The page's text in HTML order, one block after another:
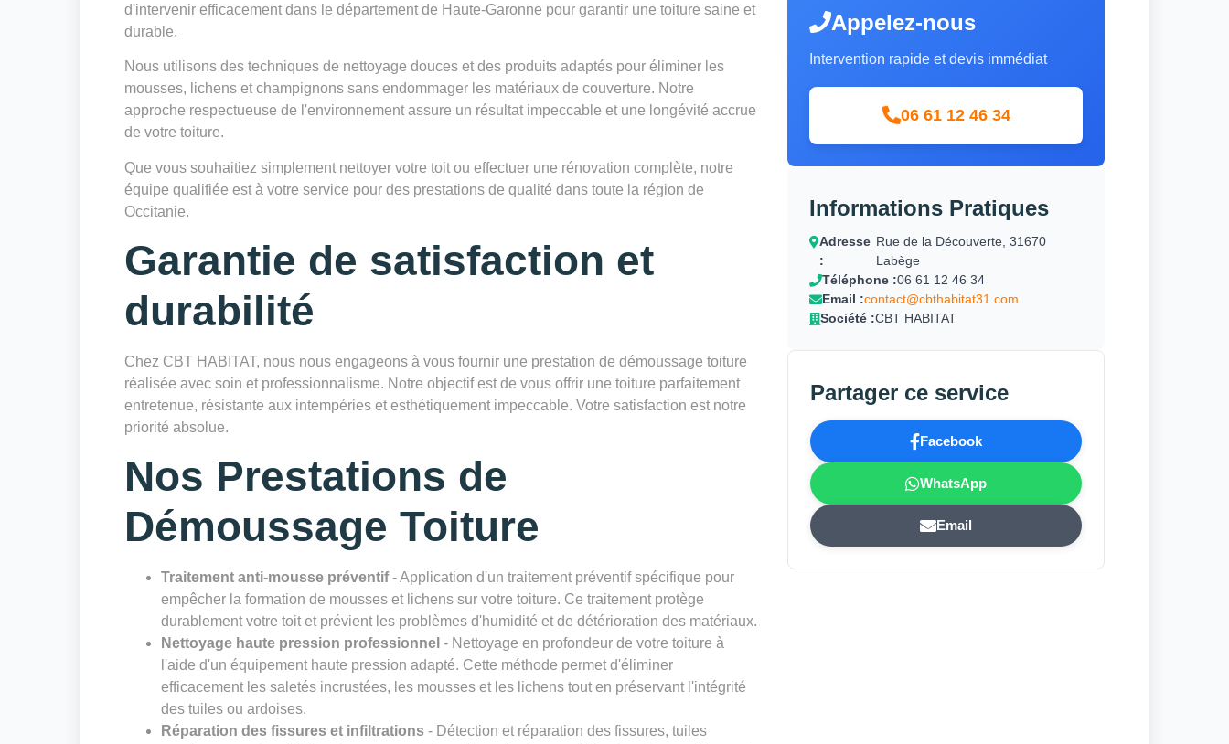
d'intervenir efficacement dans le département de Haute-Garonne pour garantir une toiture saine et
durable.
Nous utilisons des techniques de nettoyage douces et des produits adaptés pour éliminer les
mousses, lichens et champignons sans endommager les matériaux de couverture. Notre
approche respectueuse de l'environnement assure un résultat impeccable et une longévité accrue
de votre toiture.
Que vous souhaitiez simplement nettoyer votre toit ou effectuer une rénovation complète, notre
équipe qualifiée est à votre service pour des prestations de qualité dans toute la région de
Occitanie.
Garantie de satisfaction et
durabilité
Chez CBT HABITAT, nous nous engageons à vous fournir une prestation de démoussage toiture
réalisée avec soin et professionnalisme. Notre objectif est de vous offrir une toiture parfaitement
entretenue, résistante aux intempéries et esthétiquement impeccable. Votre satisfaction est notre
priorité absolue.
Nos Prestations de
Démoussage Toiture
Traitement anti-mousse préventif- Application d'un traitement préventif spécifique pour
empêcher la formation de mousses et lichens sur votre toiture. Ce traitement protège
durablement votre toit et prévient les problèmes d'humidité et de détérioration des matériaux.
Nettoyage haute pression professionnel - Nettoyage en profondeur de votre toiture à
l'aide d'un équipement haute pression adapté. Cette méthode permet d'éliminer
efficacement les saletés incrustées, les mousses et les lichens tout en préservant l'intégrité
des tuiles ou ardoises.
Réparation des fissures et infiltrations - Détection et réparation des fissures, tuiles
Appelez-nous
Intervention rapide et devis immédiat
06 61 12 46 34
Informations Pratiques
Adresse
:
Rue de la Découverte, 31670
Labège
Téléphone :06 61 12 46 34
Email :contact@cbthabitat31.com
Société :CBT HABITAT
Partager ce service
Facebook
WhatsApp
Email